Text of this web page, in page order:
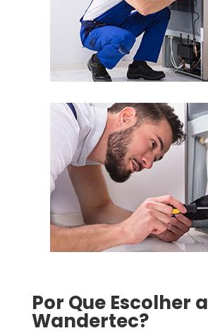
Por Que Escolher a
Wandertec?